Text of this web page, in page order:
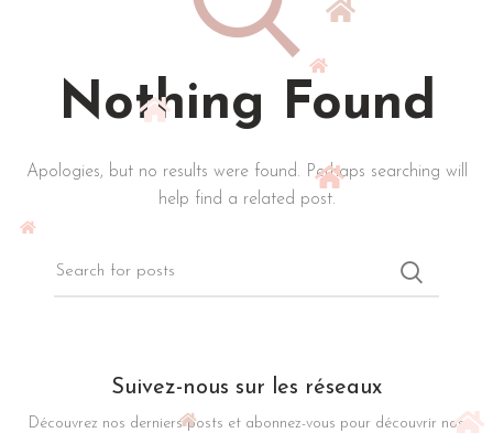
Nothing Found
Apologies, but no results were found. Perhaps searching will
help find a related post.
Suivez-nous sur les réseaux
Découvrez nos derniers posts et abonnez-vous pour découvrir nos